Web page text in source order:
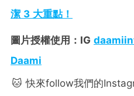
潔 3 大重點！
圖片授權使用：IG
Daami
🐱 快來follow我們的